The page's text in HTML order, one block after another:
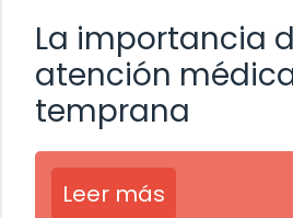
La importancia
atención
temprana
Leer más